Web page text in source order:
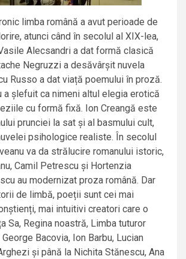
limba română a avut perioade de
atunci când în secolul al XIX-lea,
Alecsandri a dat formă clasică
Negruzzi a desăvârșit nuvela
Russo a dat viață poemului în proză.
a șlefuit ca nimeni altul elegia erotică
cu formă fixă. Ion Creangă este
prunciei la sat și al basmului cult,
psihologice realiste. În secolul
va da strălucire romanului istoric,
Camil Petrescu și Hortenzia
au modernizat proza română. Dar
de limbă, poeții sunt cei mai
mai intuitivi creatori care o
Sa, Regina noastră, Limba tuturor
Bacovia, Ion Barbu, Lucian
și până la Nichita Stănescu, Ana